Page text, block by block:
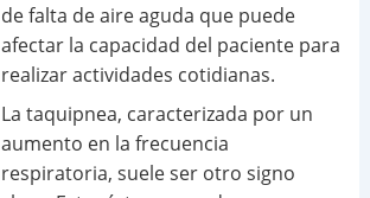
de falta de aire aguda que puede
afectar la capacidad del paciente para
realizar actividades cotidianas.
La taquipnea, caracterizada por un
aumento en la frecuencia
respiratoria, suele ser otro signo